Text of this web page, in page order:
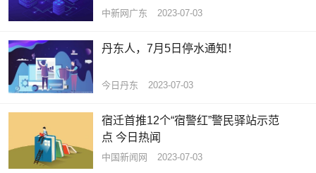
中新网广东 2023-07-03
丹东人，7月5日停水通知！
今日丹东 2023-07-03
宿迁首推12个“宿警红”警民驿站示范
点 今日热闻
中国新闻网 2023-07-03